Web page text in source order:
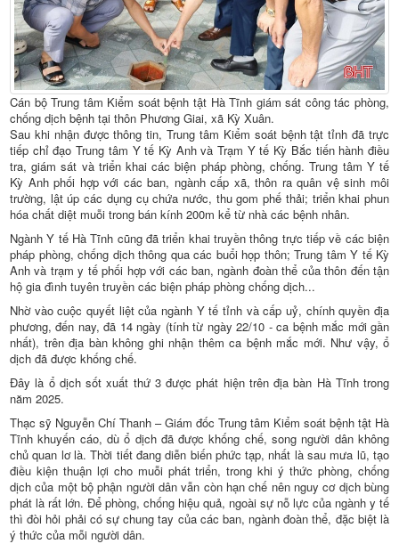
Cán bộ Trung tâm Kiểm soát bệnh tật Hà Tĩnh giám sát công tác phòng,
chống dịch bệnh tại thôn Phương Giai, xã Kỳ Xuân.
Sau khi nhận được thông tin, Trung tâm Kiểm soát bệnh tật tỉnh đã trực
tiếp chỉ đạo Trung tâm Y tế Kỳ Anh và Trạm Y tế Kỳ Bắc tiến hành điều
tra, giám sát và triển khai các biện pháp phòng, chống. Trung tâm Y tế
Kỳ Anh phối hợp với các ban, ngành cấp xã, thôn ra quân vệ sinh môi
trường, lật úp các dụng cụ chứa nước, thu gom phế thải; triển khai phun
hóa chất diệt muỗi trong bán kính 200m kể từ nhà các bệnh nhân.
Ngành Y tế Hà Tĩnh cũng đã triển khai truyền thông trực tiếp về các biện
pháp phòng, chống dịch thông qua các buổi họp thôn; Trung tâm Y tế Kỳ
Anh và trạm y tế phối hợp với các ban, ngành đoàn thể của thôn đến tận
hộ gia đình tuyên truyền các biện pháp phòng chống dịch...
Nhờ vào cuộc quyết liệt của ngành Y tế tỉnh và cấp uỷ, chính quyền địa
phương, đến nay, đã 14 ngày (tính từ ngày 22/10 - ca bệnh mắc mới gần
nhất), trên địa bàn không ghi nhận thêm ca bệnh mắc mới. Như vậy, ổ
dịch đã được khống chế.
Đây là ổ dịch sốt xuất thứ 3 được phát hiện trên địa bàn Hà Tĩnh trong
năm 2025.
Thạc sỹ Nguyễn Chí Thanh – Giám đốc Trung tâm Kiểm soát bệnh tật Hà
Tĩnh khuyến cáo, dù ổ dịch đã được khống chế, song người dân không
chủ quan lơ là. Thời tiết đang diễn biến phức tạp, nhất là sau mưa lũ, tạo
điều kiện thuận lợi cho muỗi phát triển, trong khi ý thức phòng, chống
dịch của một bộ phận người dân vẫn còn hạn chế nên nguy cơ dịch bùng
phát là rất lớn. Để phòng, chống hiệu quả, ngoài sự nỗ lực của ngành y tế
thì đòi hỏi phải có sự chung tay của các ban, ngành đoàn thể, đặc biệt là
ý thức của mỗi người dân.